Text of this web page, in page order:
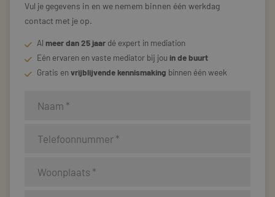
Vul je gegevens in en we nemem binnen één werkdag
contact met je op.
Al meer dan 25 jaar dé expert in mediation
Eén ervaren en vaste mediator bij jou in de buurt
Gratis envrijblijvende kennismaking binnen één week